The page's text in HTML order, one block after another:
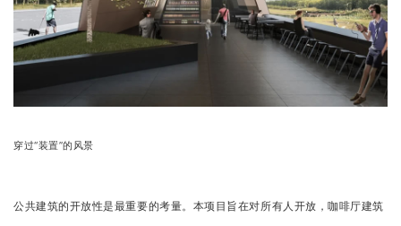
穿过“装置”的风景
公共建筑的开放性是最重要的考量。 本项目旨在对所有人开放，咖啡厅建筑